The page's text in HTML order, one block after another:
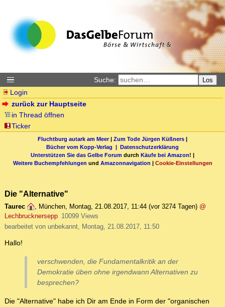
Suche: Los
Login
zurück zur Hauptseite
in Thread öffnen
Ticker
Fluchtburg autark am Meer| Zum Tode Jürgen Küßners |
Bücher vom Kopp-Verlag | Datenschutzerklärung
Unterstützen Sie das Gelbe Forum durch Käufe bei Amazon! |
Weitere Buchempfehlungen und Amazonnavigation | Cookie-Einstellungen
Die "Alternative"
Taurec , München, Montag, 21.08.2017, 11:44 (vor 3274 Tagen) @
Lechbrucknersepp 10099 Views
bearbeitet von unbekannt, Montag, 21.08.2017, 11:50
Hallo!
verschwenden, die Fundamentalkritik an der
Demokratie üben ohne irgendwann Alternativen zu
besprechen?
Die "Alternative" habe ich Dir am Ende in Form der "organischen